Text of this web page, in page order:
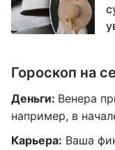
Гороскоп на
Деньги: Венера
например, в
Карьера: Ваша